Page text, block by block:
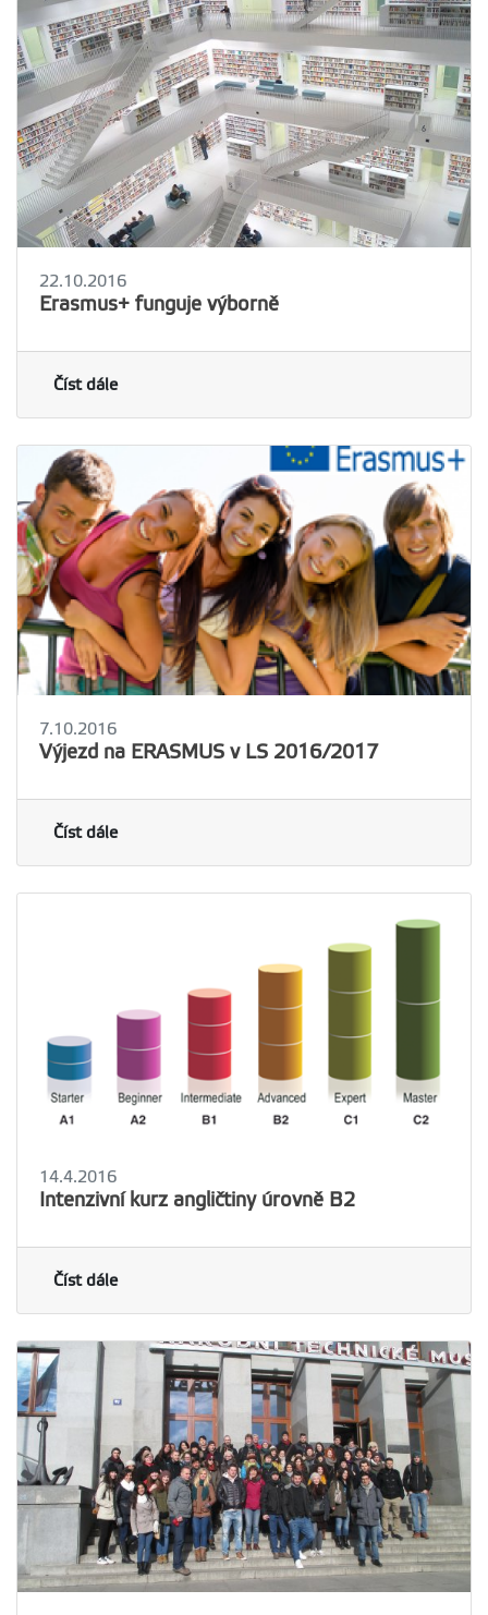
22.10.2016
Erasmus+ funguje výborně
Číst dále
7.10.2016
Výjezd na ERASMUS v LS 2016/2017
Číst dále
14.4.2016
Intenzivní kurz angličtiny úrovně B2
Číst dále